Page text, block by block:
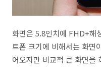
화면은 5.8인치에 FHD+해
트폰 크기에 비해서는 화면
어오지만 비교적 큰 화면을